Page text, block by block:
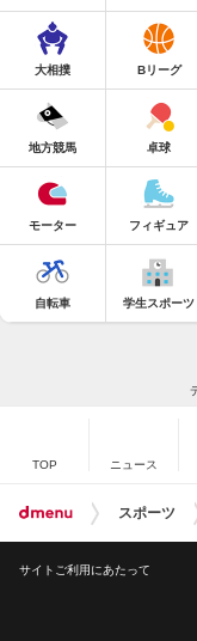
大相撲 Bリーグ
地方競馬 卓球
モーター フィギュア
自転車 学生スポーツ
TOP ニュース
スポーツ
サイトご利用にあたって